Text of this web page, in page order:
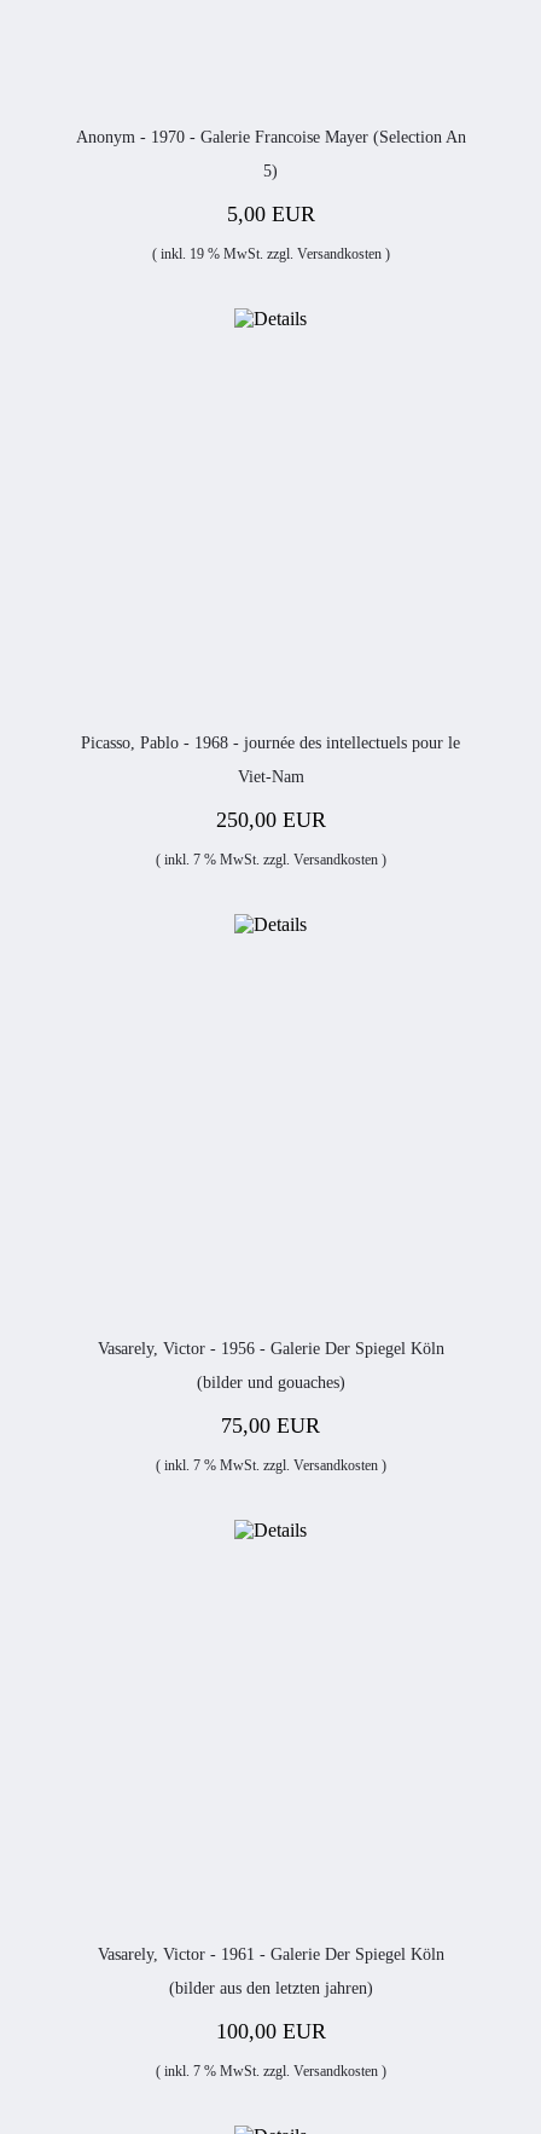
Anonym - 1970 - Galerie Francoise Mayer (Selection An
5)
5,00 EUR
( inkl. 19 % MwSt. zzgl. Versandkosten)
Picasso, Pablo - 1968 - journée des intellectuels pour le
Viet-Nam
250,00 EUR
( inkl. 7 % MwSt. zzgl. Versandkosten)
Vasarely, Victor - 1956 - Galerie Der Spiegel Köln
(bilder und gouaches)
75,00 EUR
( inkl. 7 % MwSt. zzgl. Versandkosten)
Vasarely, Victor - 1961 - Galerie Der Spiegel Köln
(bilder aus den letzten jahren)
100,00 EUR
( inkl. 7 % MwSt. zzgl. Versandkosten)